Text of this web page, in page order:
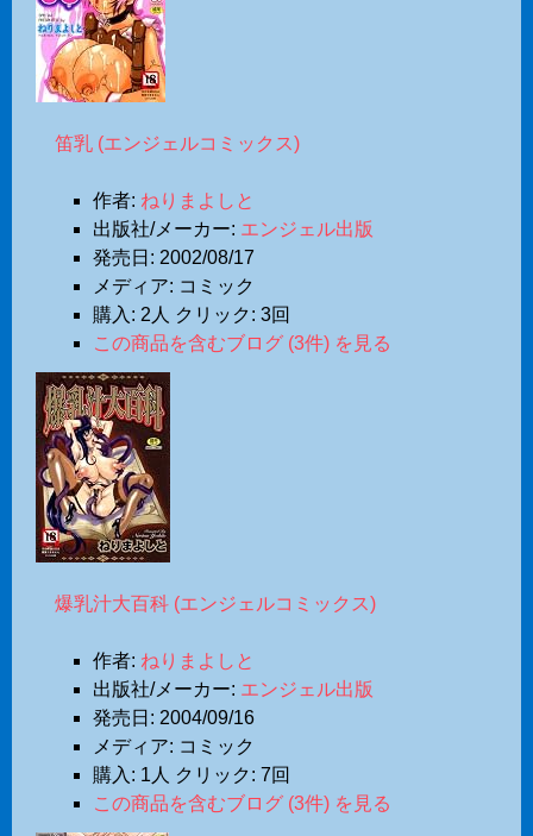
笛乳 (エンジェルコミックス)
作者: ねりまよしと
出版社/メーカー: エンジェル出版
発売日: 2002/08/17
メディア: コミック
購入 : 2人 クリック: 3回
この商品を含むブログ (3件) を見る
爆乳汁大百科 (エンジェルコミックス)
作者: ねりまよしと
出版社/メーカー: エンジェル出版
発売日: 2004/09/16
メディア: コミック
購入 : 1人 クリック: 7回
この商品を含むブログ (3件) を見る